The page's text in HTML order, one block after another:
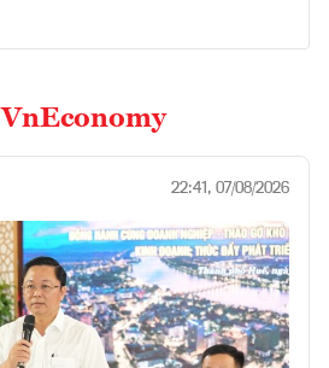
VnEconomy
22:41, 07/08/2026